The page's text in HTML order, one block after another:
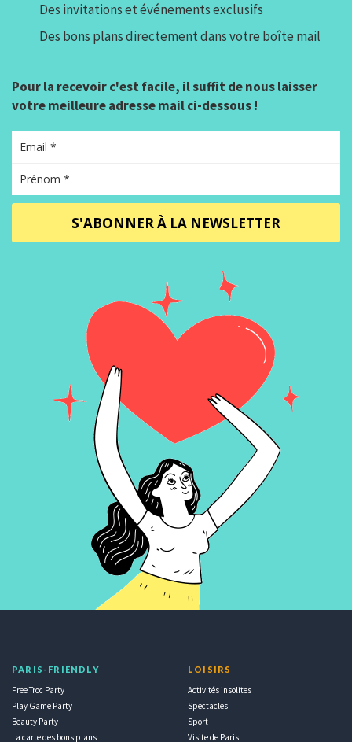
Des invitations et événements exclusifs
Des bons plans directement dans votre boîte mail
Pour la recevoir c'est facile, il suffit de nous laisser
votre meilleure adresse mail ci-dessous !
S'ABONNER À LA NEWSLETTER
PARIS-FRIENDLY
Free Troc Party
Play Game Party
Beauty Party
La carte des bons plans
LOISIRS
Activités insolites
Spectacles
Sport
Visite de Paris